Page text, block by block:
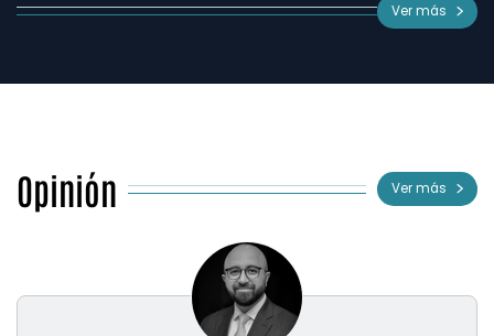
Ver más
Opinión Ver más